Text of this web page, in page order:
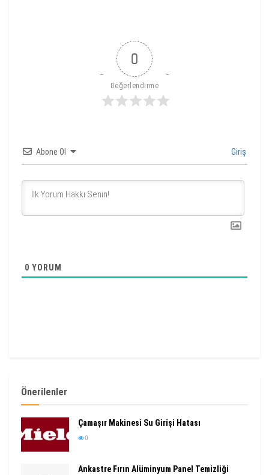
0
Değerlendirme
Abone Ol Giriş
0 YORUM
Önerilenler
Çamaşır Makinesi Su Girişi Hatası
0
Ankastre Fırın Alüminyum Panel Temizliği